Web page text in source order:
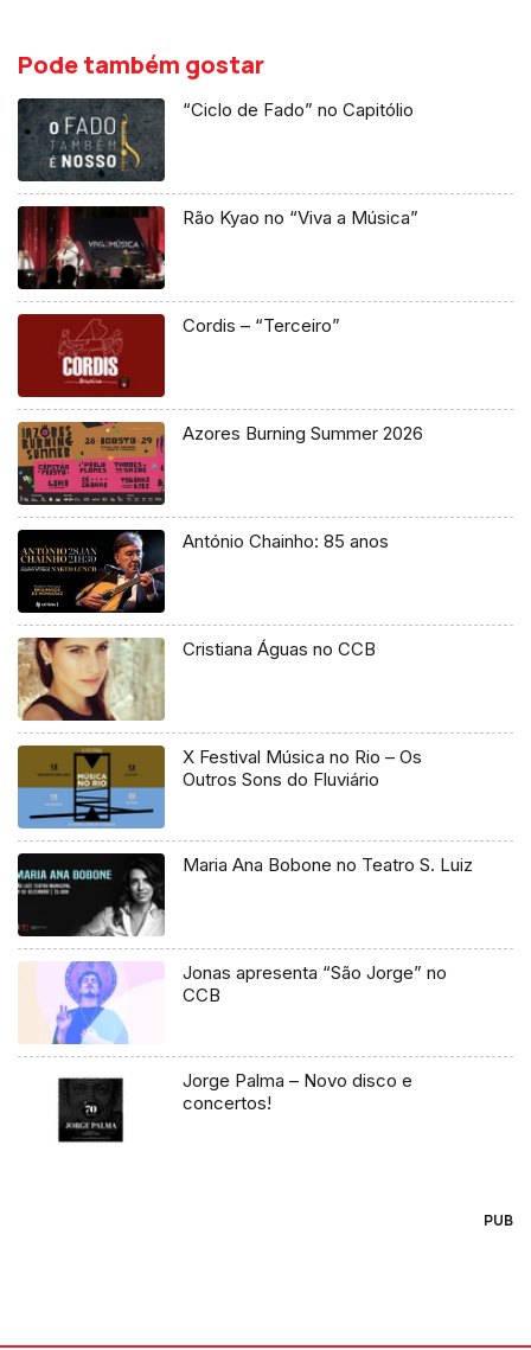
Pode também gostar
“Ciclo de Fado” no Capitólio
Rão Kyao no “Viva a Música”
Cordis – “Terceiro”
Azores Burning Summer 2026
António Chainho: 85 anos
Cristiana Águas no CCB
X Festival Música no Rio – Os
Outros Sons do Fluviário
Maria Ana Bobone no Teatro S. Luiz
Jonas apresenta “São Jorge” no
CCB
Jorge Palma – Novo disco e
concertos!
PUB